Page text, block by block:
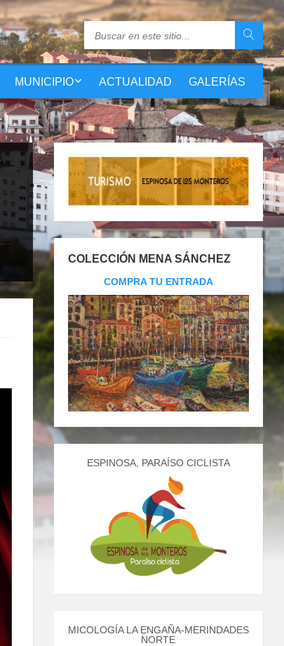
MUNICIPIO ACTUALIDAD GALERÍAS
COLECCIÓN MENA SÁNCHEZ
COMPRA TU ENTRADA
ESPINOSA, PARAÍSO CICLISTA
MICOLOGÍA LA ENGAÑA-MERINDADES
NORTE